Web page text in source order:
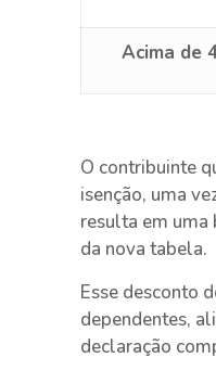
Acima de
O contribuinte
isenção, uma
resulta em
da nova tabela.
Esse desconto
dependentes,
declaração